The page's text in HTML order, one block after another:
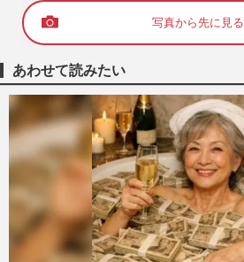
写真から先に見る
あわせて読みたい